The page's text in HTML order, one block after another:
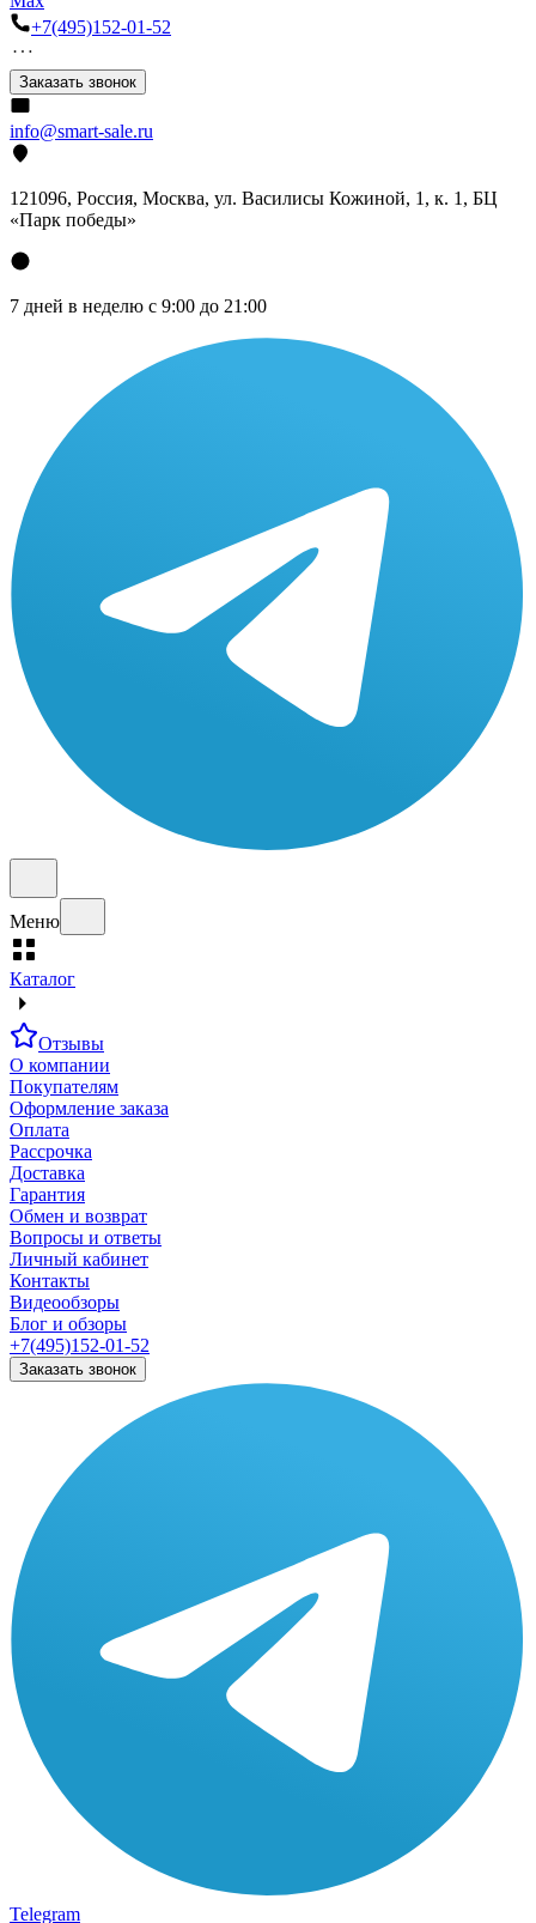
+7(495)152-01-52
Заказать звонок
info@smart-sale.ru
121096, Россия, Москва, ул. Василисы Кожиной, 1, к. 1, БЦ
«Парк победы»
7 дней в неделю с 9:00 до 21:00
Меню
Каталог
Отзывы
О компании
Покупателям
Оформление заказа
Оплата
Рассрочка
Доставка
Гарантия
Обмен и возврат
Вопросы и ответы
Личный кабинет
Контакты
Видеообзоры
Блог и обзоры
+7(495)152-01-52
Заказать звонок
Telegram